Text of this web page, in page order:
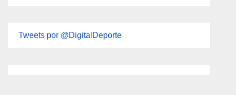
Tweets por @DigitalDeporte